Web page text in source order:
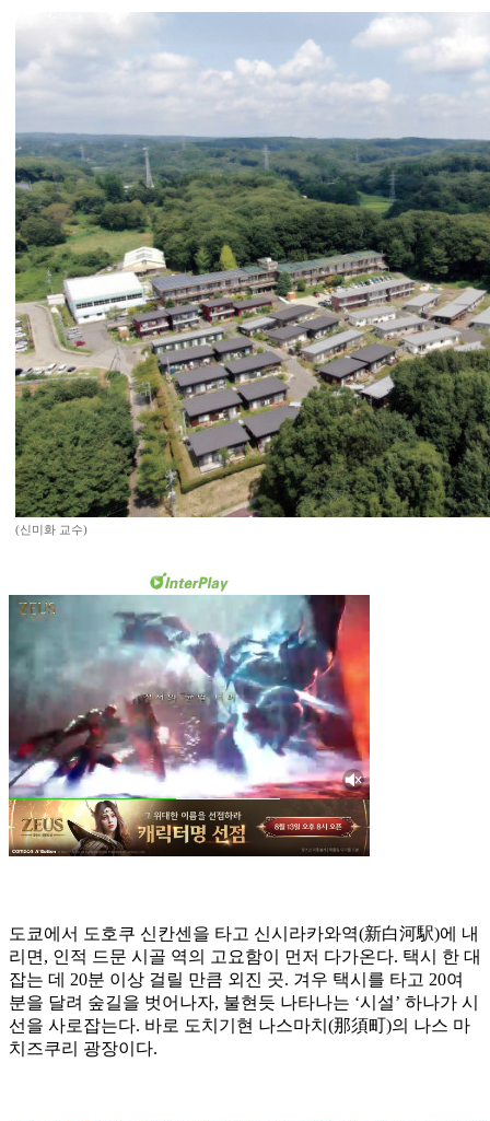
(신미화 교수)
도쿄에서 도호쿠 신칸센을 타고 신시라카와역(新白河駅)에 내
리면, 인적 드문 시골 역의 고요함이 먼저 다가온다. 택시 한 대
잡는 데 20분 이상 걸릴 만큼 외진 곳. 겨우 택시를 타고 20여
분을 달려 숲길을 벗어나자, 불현듯 나타나는 ‘시설’ 하나가 시
선을 사로잡는다. 바로 도치기현 나스마치(那須町)의 나스 마
치즈쿠리 광장이다.